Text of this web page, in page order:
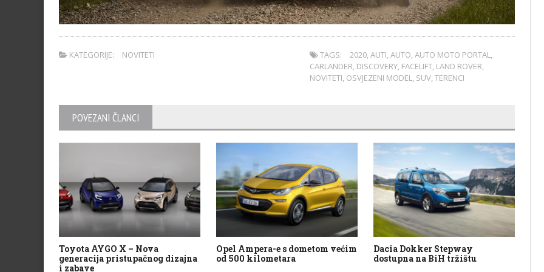
KATEGORIJE: NOVITETI TAGS: 2020,AUTI,AUTO,AUTO MOTO PORTAL,
CARLANDER, DISCOVERY, FACELIFT, LAND ROVER,
NOVITETI, OSVJEZENI MODEL, SUV,TERENCI
POVEZANI ČLANCI
Toyota AYGO X – Nova
generacija pristupačnog dizajna
i zabave
Opel Ampera-e s dometom većim
od 500 kilometara
Dacia Dokker Stepway
dostupna na BiH tržištu